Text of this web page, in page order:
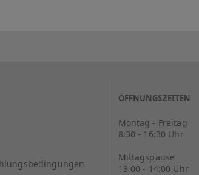
ÖFFNUNGSZEITEN
Montag - Freitag
8:30 - 16:30 Uhr
Mittagspause
13:00 - 14:00 Uhr